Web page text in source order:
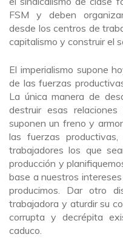
FSM y deben
desde los centros de
capitalismo y construir el
El imperialismo supone
de las fuerzas
La única manera de
destruir esas
suponen un freno y
las fuerzas
trabajadores los que
producción y
base a nuestros
producimos. Dar otro
trabajadora y aturdir su
corrupta y decrépita
caduco.